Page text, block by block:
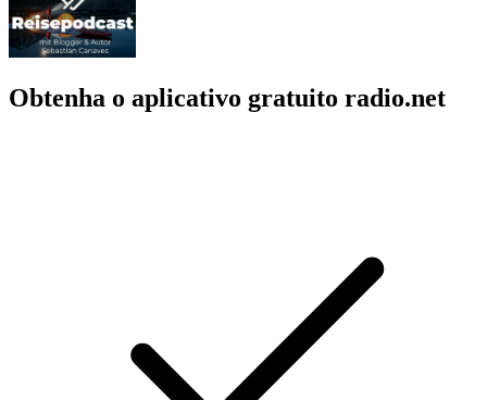
Obtenha o aplicativo gratuito radio.net